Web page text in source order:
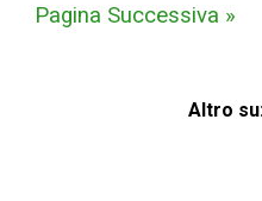
Pagina Successiva »
Altro